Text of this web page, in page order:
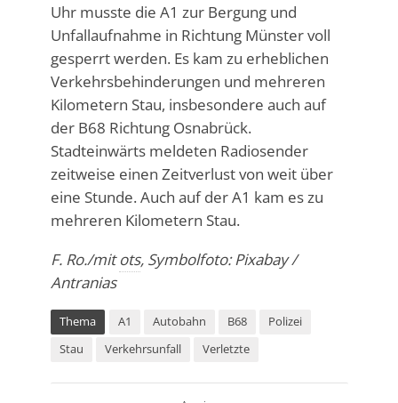
Uhr musste die A1 zur Bergung und
Unfallaufnahme in Richtung Münster voll
gesperrt werden. Es kam zu erheblichen
Verkehrsbehinderungen und mehreren
Kilometern Stau, insbesondere auch auf
der B68 Richtung Osnabrück.
Stadteinwärts meldeten Radiosender
zeitweise einen Zeitverlust von weit über
eine Stunde. Auch auf der A1 kam es zu
mehreren Kilometern Stau.
F. Ro./mitots, Symbolfoto: Pixabay /
Antranias
Thema A1 Autobahn B68
Polizei
Stau
Verkehrsunfall Verletzte